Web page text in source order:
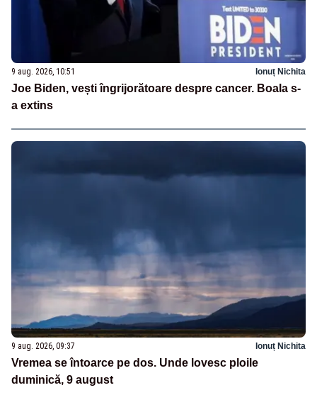
9 aug. 2026, 10:51 Ionuț Nichita
Joe Biden, vești îngrijorătoare despre cancer. Boala s-
a extins
9 aug. 2026, 09:37 Ionuț Nichita
Vremea se întoarce pe dos. Unde lovesc ploile
duminică, 9 august